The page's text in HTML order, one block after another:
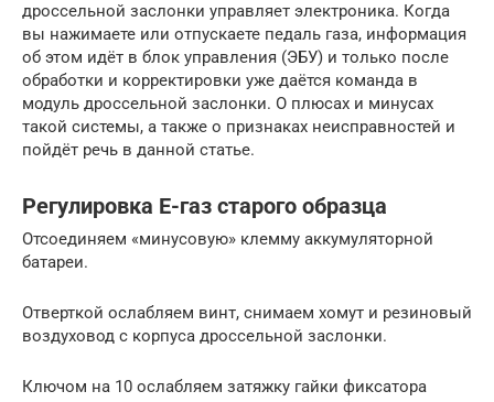
дроссельной заслонки управляет электроника. Когда
вы нажимаете или отпускаете педаль газа, информация
об этом идёт в блок управления (ЭБУ) и только после
обработки и корректировки уже даётся команда в
модуль дроссельной заслонки. О плюсах и минусах
такой системы, а также о признаках неисправностей и
пойдёт речь в данной статье.
Регулировка Е-газ старого образца
Отсоединяем «минусовую» клемму аккумуляторной
батареи.
Отверткой ослабляем винт, снимаем хомут и резиновый
воздуховод с корпуса дроссельной заслонки.
Ключом на 10 ослабляем затяжку гайки фиксатора